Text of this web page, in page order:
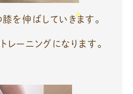
を伸ばしていきます。
ーニングになります。